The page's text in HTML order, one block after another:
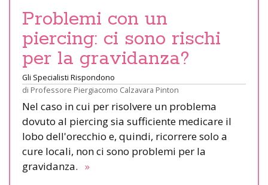
Problemi con un
piercing: ci sono rischi
per la gravidanza?
Gli Specialisti Rispondono
di Professore Piergiacomo Calzavara Pinton
Nel caso in cui per risolvere un problema
dovuto al piercing sia sufficiente medicare il
lobo dell'orecchio e, quindi, ricorrere solo a
cure locali, non ci sono problemi per la
gravidanza. »